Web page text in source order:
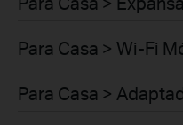
Para Casa > Wi-Fi
Para Casa >